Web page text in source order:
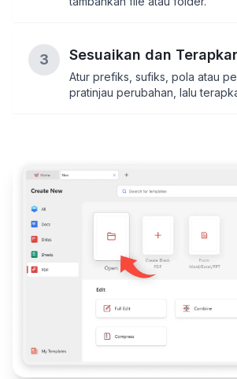
3 Sesuaikan dan
Atur prefiks, sufiks, pola atau
pratinjau perubahan, lalu